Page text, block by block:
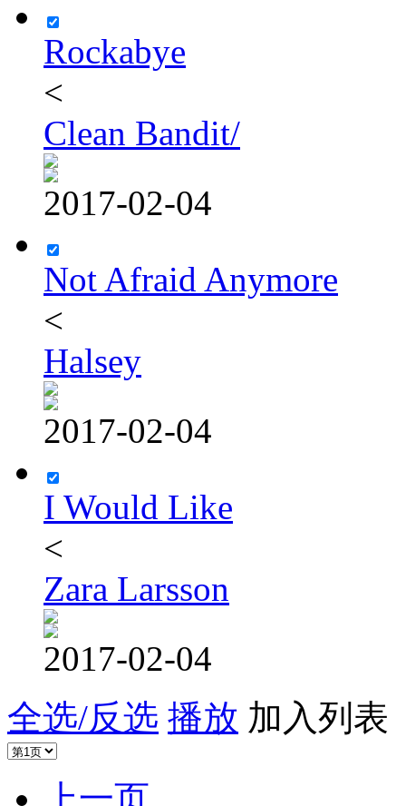
Rockabye
<
Clean Bandit/
2017-02-04
Not Afraid Anymore
<
Halsey
2017-02-04
I Would Like
<
Zara Larsson
2017-02-04
全选/反选 播放 加入列表
上一页